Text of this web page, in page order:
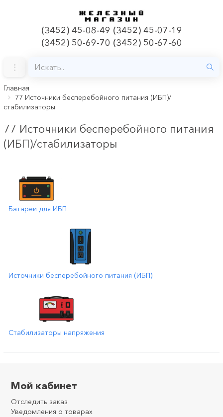
(3452) 45-08-49 (3452) 45-07-19
(3452) 50-69-70 (3452) 50-67-60
Главная
77 Источники бесперебойного питания (ИБП)/
стабилизаторы
77 Источники бесперебойного питания
(ИБП)/стабилизаторы
Батареи для ИБП
Источники бесперебойного питания (ИБП)
Стабилизаторы напряжения
Мой кабинет
Отследить заказ
Уведомления о товарах